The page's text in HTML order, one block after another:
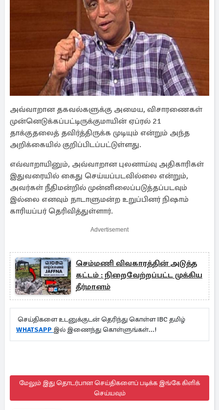
அவ்வாறான தகவல்களுக்கு அமைய, விசாரணைகள்
முன்னெடுக்கப்பட்டிருக்குமாயின் ஏப்ரல் 21
தாக்குதலைத் தவிர்த்திருக்க முடியும் என்றும் அந்த
அறிக்கையில் குறிப்பிடப்பட்டுள்ளது.
எவ்வாறாயினும், அவ்வாறான புலனாய்வு அதிகாரிகள்
இதுவரையில் கைது செய்யப்படவில்லை என்றும்,
அவர்கள் நீதிமன்றில் முன்னிலைப்படுத்தப்படவும்
இல்லை எனவும் நாடாளுமன்ற உறுப்பினர் நிஷாம்
காரியப்பர் தெரிவித்துள்ளார்.
Advertisement
செம்மணி விவகாரத்தின் அடுத்த
கட்டம் : நிறைவேற்றப்பட்ட முக்கிய
தீர்மானம்
செய்திகளை உடனுக்குடன் தெரிந்து கொள்ள IBC தமிழ்
WHATSAPP இல் இணைந்து கொள்ளுங்கள்...!
மேலும் இது தொடர்பான செய்திகளைப் படிக்க இங்கே கிளிக்
செய்யவும்